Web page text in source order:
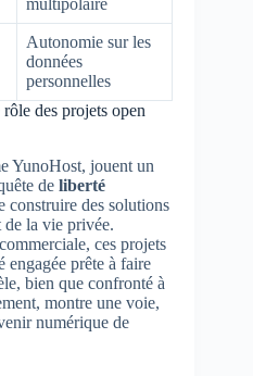
Autonomie sur les
données
personnelles
des projets open
YunoHost, jouent un
de liberté
construire des solutions
la vie privée.
ces projets
engagée prête à faire
bien que confronté à
montre une voie,
numérique de